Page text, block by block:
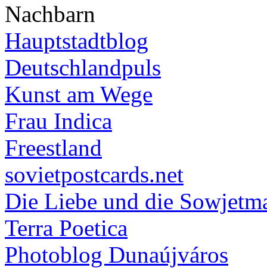
Nachbarn
Hauptstadtblog
Deutschlandpuls
Kunst am Wege
Frau Indica
Freestland
sovietpostcards.net
Die Liebe und die
Terra Poetica
Photoblog Dunaújváros